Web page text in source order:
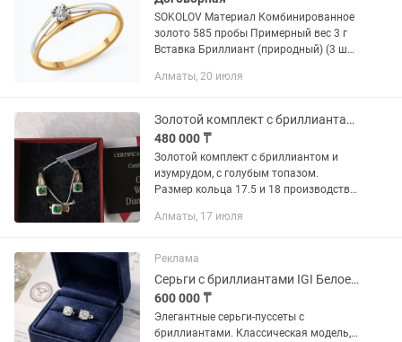
SOKOLOV Материал Комбинированное
золото 585 пробы Примерный вес 3 г
Вставка Бриллиант (природный) (3 шт,
Изделия не были использованы, не
Алматы, 20 июля
Золотой комплект с бриллиантами кольцо
480 000 ₸
Золотой комплект с бриллиантом и
изумрудом, с голубым топазом.
Размер кольца 17.5 и 18 производство
Алматы, 17 июля
Реклама
Серьги с бриллиантами IGI Белое золото 750 2,36 карат
600 000 ₸
Элегантные серьги-пуссеты с
бриллиантами. Классическая модель,